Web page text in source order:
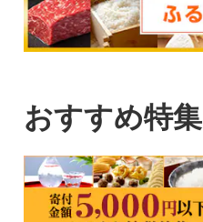
おすすめ特集